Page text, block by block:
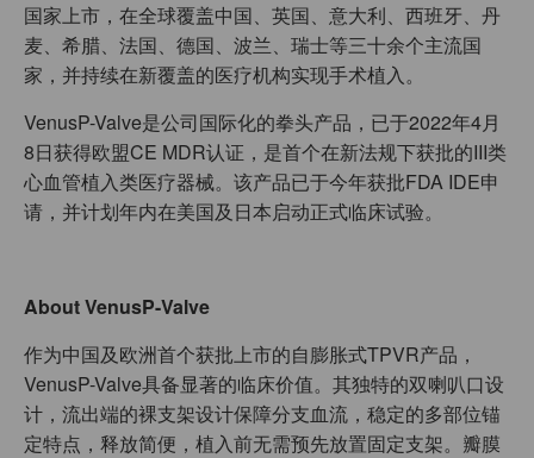
国家上市，在全球覆盖中国、英国、意大利、西班牙、丹
麦、希腊、法国、德国、波兰、瑞士等三十余个主流国
家，并持续在新覆盖的医疗机构实现手术植入。
VenusP-Valve是公司国际化的拳头产品，已于2022年4月
8日获得欧盟CE MDR认证，是首个在新法规下获批的III类
心血管植入类医疗器械。该产品已于今年获批FDA IDE申
请，并计划年内在美国及日本启动正式临床试验。
About VenusP-Valve
作为中国及欧洲首个获批上市的自膨胀式TPVR产品，
VenusP-Valve具备显著的临床价值。其独特的双喇叭口设
计，流出端的裸支架设计保障分支血流，稳定的多部位锚
定特点，释放简便，植入前无需预先放置固定支架。瓣膜